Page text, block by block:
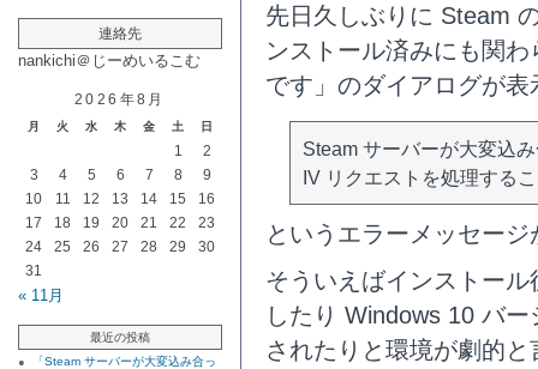
先日久しぶりに Steam
ンストール済みにも関
です」のダイアログが
Steam サーバーが大変込
IV リクエストを処理する
というエラーメッセー
そういえばインストー
したり Windows 10 バ
されたりと環境が劇的
連絡先
nankichi＠じーめいるこむ
2026年8月
月 火 水 木 金 土 日
1
2
3
4 5 6 7 8
9
10
11 12 13 14 15
16
17
18 19 20 21 22
23
24
25 26 27 28 29
30
31
« 11月
最近の投稿
「Steam サーバーが大変込み合っ